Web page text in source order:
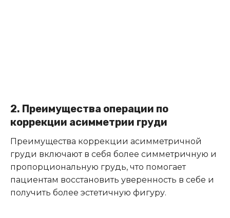
2. Преимущества операции по
коррекции асимметрии груди
Преимущества коррекции асимметричной
груди включают в себя более симметричную и
пропорциональную грудь, что помогает
пациентам восстановить уверенность в себе и
получить более эстетичную фигуру.